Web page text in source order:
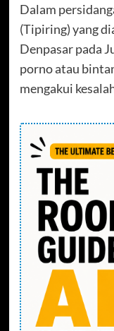
Dalam
(Tipiring) yang
Denpasar pada
porno atau
mengakui